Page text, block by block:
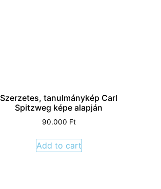
Szerzetes, tanulmánykép Carl
Spitzweg képe alapján
90.000 Ft
Add to cart